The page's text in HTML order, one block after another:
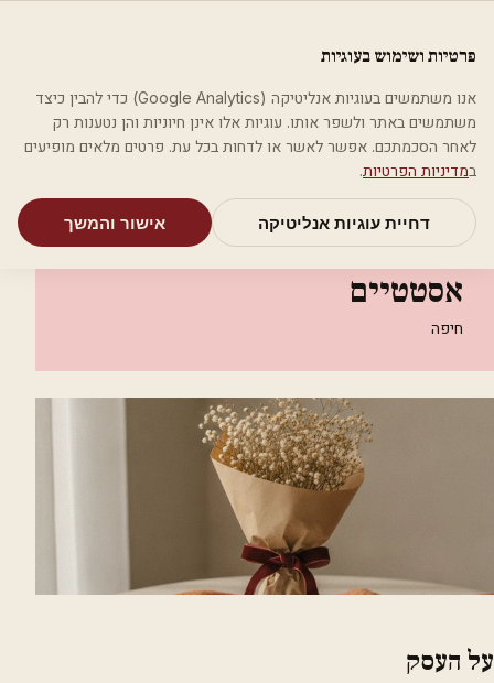
מאמריםקטגוריותחיפושאודות
בית קטגוריות
אסתטיקה רפואית
ד"ר קליין רפי טיפולים אסטטיים
ד"ר קליין רפי טיפולים
אסטטיים
חיפה
על העסק
פרטיות ושימוש בעוגיות
אנו משתמשים בעוגיות אנליטיקה (Google Analytics) כדי להבין כיצד
משתמשים באתר ולשפר אותו. עוגיות אלו אינן חיוניות והן נטענות רק
לאחר הסכמתכם. אפשר לאשר או לדחות בכל עת. פרטים מלאים מופיעים
במדיניות הפרטיות.
דחיית עוגיות אנליטיקה אישור והמשך